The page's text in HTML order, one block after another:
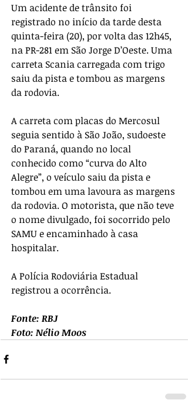
Um acidente de trânsito foi
registrado no início da tarde desta
quinta-feira (20), por volta das 12h45,
na PR-281 em São Jorge D’Oeste. Uma
carreta Scania carregada com trigo
saiu da pista e tombou as margens
da rodovia.
A carreta com placas do Mercosul
seguia sentido à São João, sudoeste
do Paraná, quando no local
conhecido como “curva do Alto
Alegre”, o veículo saiu da pista e
tombou em uma lavoura as margens
da rodovia. O motorista, que não teve
o nome divulgado, foi socorrido pelo
SAMU e encaminhado à casa
hospitalar.
A Polícia Rodoviária Estadual
registrou a ocorrência.
Fonte: RBJ
Foto: Nélio Moos